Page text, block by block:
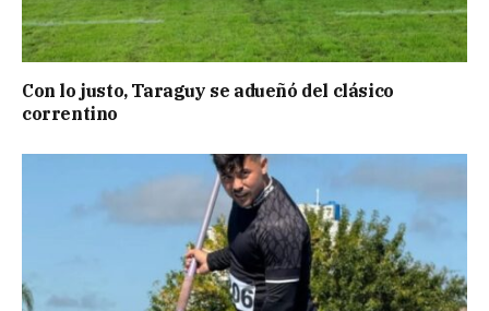
Con lo justo, Taraguy se adueñó del clásico
correntino